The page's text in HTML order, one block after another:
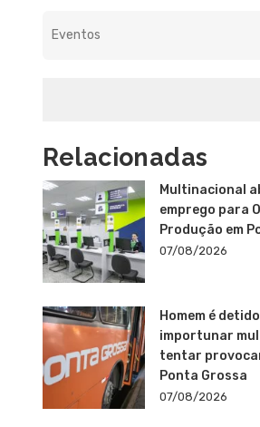
Relacionadas
Multinacional
emprego para
Produção em
07/08/2026
Homem é
importunar
tentar
Ponta Grossa
07/08/2026